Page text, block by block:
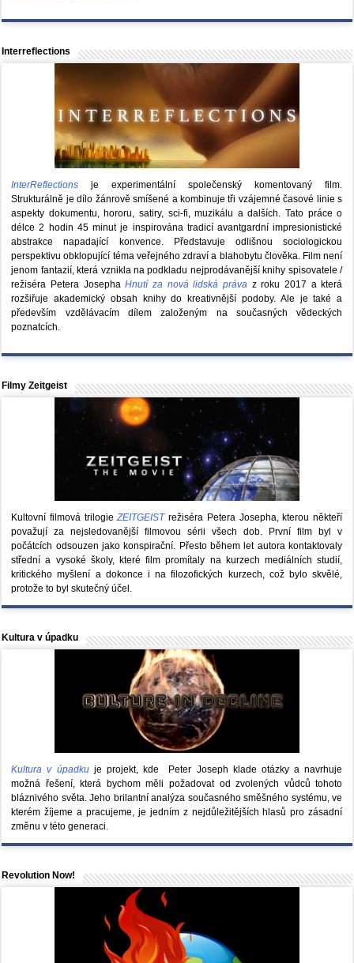
Interreflections
InterReflections je experimentální společenský komentovaný film.
Strukturálně je dílo žánrově smíšené a kombinuje tři vzájemné časové linie s
aspekty dokumentu, hororu, satiry, sci-fi, muzikálu a dalších. Tato práce o
délce 2 hodin 45 minut je inspirována tradicí avantgardní impresionistické
abstrakce napadající konvence. Představuje odlišnou sociologickou
perspektivu obklopující téma veřejného zdraví a blahobytu člověka. Film není
jenom fantazií, která vznikla na podkladu nejprodávanější knihy spisovatele /
režiséra Petera JosephaHnutí za nová lidská právaz roku 2017 a která
rozšiřuje akademický obsah knihy do kreativnější podoby. Ale je také a
především vzdělávacím dílem založeným na současných vědeckých
poznatcích.
Filmy Zeitgeist
Kultovní filmová trilogieZEITGEISTrežiséra Petera Josepha, kterou někteří
považují za nejsledovanější filmovou sérii všech dob. První film byl v
počátcích odsouzen jako konspirační. Přesto během let autora kontaktovaly
střední a vysoké školy, které film promítaly na kurzech mediálních studií,
kritického myšlení a dokonce i na filozofických kurzech, což bylo skvělé,
protože to byl skutečný účel.
Kultura v úpadku
Kultura v úpadkuje projekt, kde Peter Joseph klade otázky a navrhuje
možná řešení, která bychom měli požadovat od zvolených vůdců tohoto
bláznivého světa. Jeho brilantní analýza současného směšného systému, ve
kterém žíjeme a pracujeme, je jedním z nejdůležitějších hlasů pro zásadní
změnu v této generaci.
Revolution Now!